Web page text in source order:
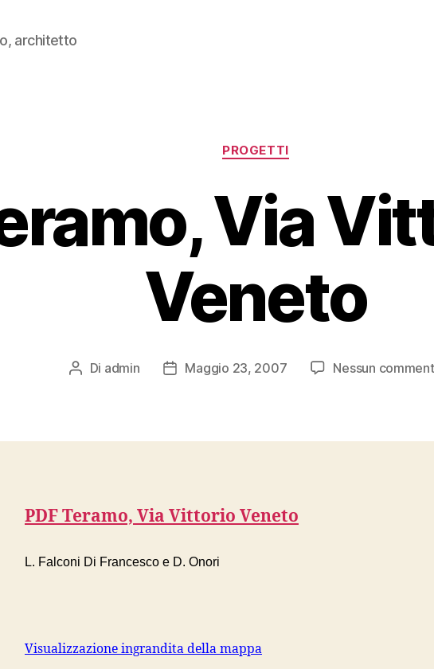
architetto
Categorie
PROGETTI
Via
Veneto
Autore
Di admin
DataMaggio 23, 2007 Nessun
PDF Teramo, Via Vittorio Veneto
L. Falconi Di Francesco e D. Onori
Visualizzazione ingrandita della mappa